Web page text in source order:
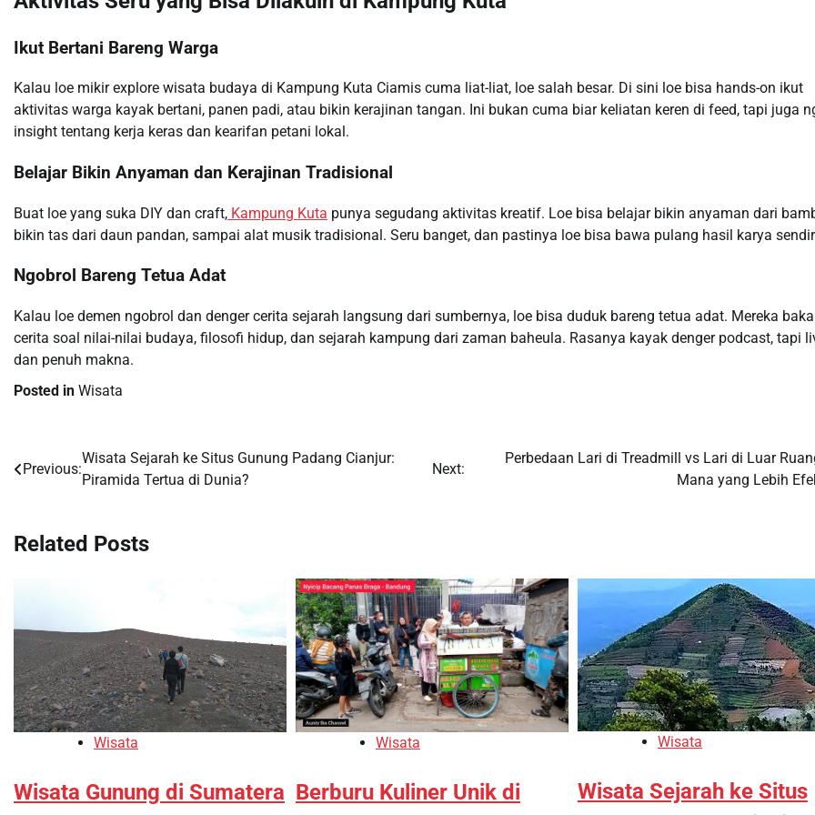
Ikut Bertani Bareng Warga
Kalau loe mikir explore wisata budaya di Kampung Kuta Ciamis cuma liat-liat, loe salah besar. Di sini loe bisa hands-on ikut
aktivitas warga kayak bertani, panen padi, atau bikin kerajinan tangan. Ini bukan cuma biar keliatan keren di feed, tapi juga
insight tentang kerja keras dan kearifan petani lokal.
Belajar Bikin Anyaman dan Kerajinan Tradisional
Buat loe yang suka DIY dan craft, Kampung Kuta punya segudang aktivitas kreatif. Loe bisa belajar bikin anyaman dari
bikin tas dari daun pandan, sampai alat musik tradisional. Seru banget, dan pastinya loe bisa bawa pulang hasil karya
Ngobrol Bareng Tetua Adat
Kalau loe demen ngobrol dan denger cerita sejarah langsung dari sumbernya, loe bisa duduk bareng tetua adat. Mereka
cerita soal nilai-nilai budaya, filosofi hidup, dan sejarah kampung dari zaman baheula. Rasanya kayak denger podcast, tapi
dan penuh makna.
Posted in Wisata
Navigasi
Previous:
Wisata Sejarah ke Situs Gunung Padang Cianjur:
Piramida Tertua di Dunia?
Next:
Perbedaan Lari di Treadmill vs Lari di Luar
Mana yang Lebih
Related Posts
Wisata
Wisata Gunung di Sumatera
Wisata
Berburu Kuliner Unik di
Wisata
Wisata Sejarah ke Situs